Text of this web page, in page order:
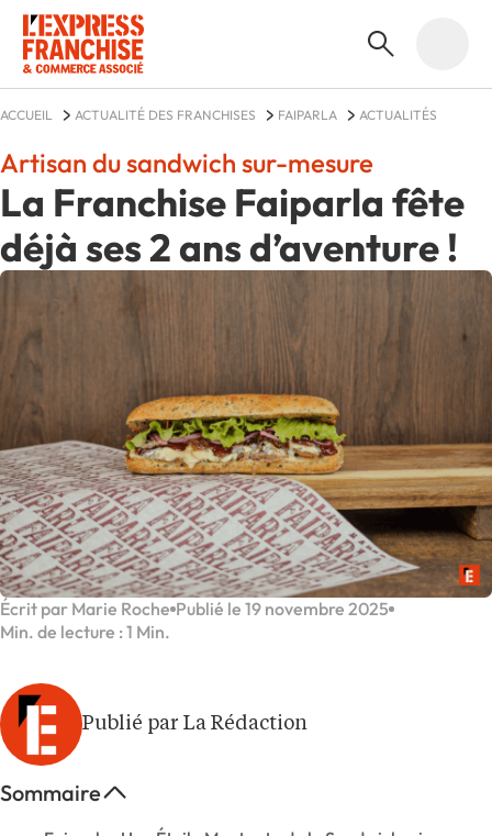
ACCUEIL ACTUALITÉ DES FRANCHISES FAIPARLA ACTUALITÉS
La Franchise Faiparla fête
déjà ses 2 ans d’aventure !
Artisan du sandwich sur-mesure
Écrit par Marie Roche Publié le 19 novembre 2025
Min. de lecture : 1 Min.
Publié par La Rédaction
Sommaire